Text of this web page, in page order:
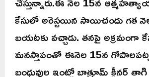
కేసులో అరెస్టయిన సాయిచందు గత
బయటకు వచ్చాడు. తనపై అక్రమంగా
మనస్తాపంతో ఈనెల 15న
బంధువుల ఇంట్లో బాత్రూమ్ క్లీనర్